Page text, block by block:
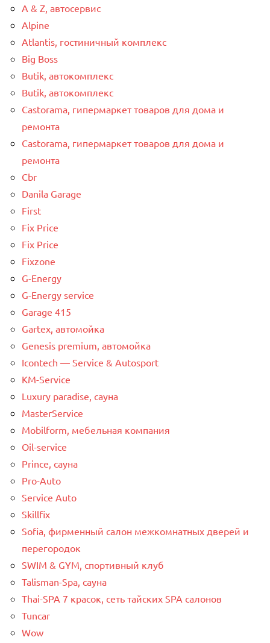
A & Z, автосервис
Alpine
Atlantis, гостиничный комплекс
Big Boss
Butik, автокомплекс
Butik, автокомплекс
Castorama, гипермаркет товаров для дома и
ремонта
Castorama, гипермаркет товаров для дома и
ремонта
Cbr
Danila Garage
First
Fix Price
Fix Price
Fixzone
G-Energy
G-Energy service
Garage 415
Gartex, автомойка
Genesis premium, автомойка
Icontech — Service & Autosport
KM-Service
Luxury paradise, сауна
MasterService
Mobilform, мебельная компания
Oil-service
Prince, сауна
Pro-Auto
Service Auto
Skillfix
Sofia, фирменный салон межкомнатных дверей и
перегородок
SWIM & GYM, спортивный клуб
Talisman-Spa, сауна
Thai-SPA 7 красок, сеть тайских SPA салонов
Tuncar
Wow